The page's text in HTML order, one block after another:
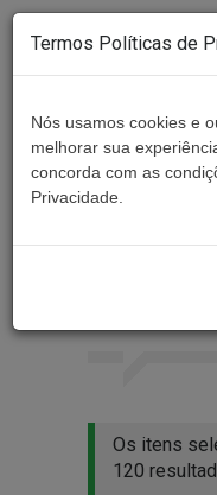
Os itens
120
Termos Políticas de
Nós usamos cookies e
melhorar sua
concorda com as
Privacidade.